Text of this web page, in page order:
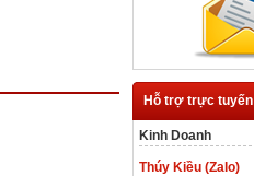
Hỗ trợ trực tuyến
Kinh Doanh
Thúy Kiều (Zalo)